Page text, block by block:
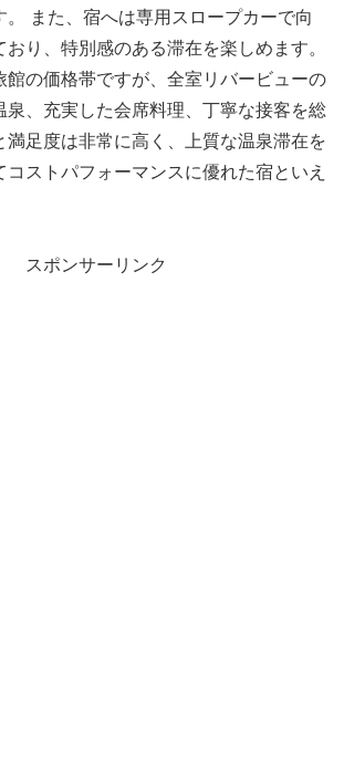
。 また、宿へは専用スロープカーで向
り、特別感のある滞在を楽しめます。
館の価格帯ですが、全室リバービューの
泉、充実した会席料理、丁寧な接客を総
満足度は非常に高く、上質な温泉滞在を
ストパフォーマンスに優れた宿といえ
スポンサーリンク